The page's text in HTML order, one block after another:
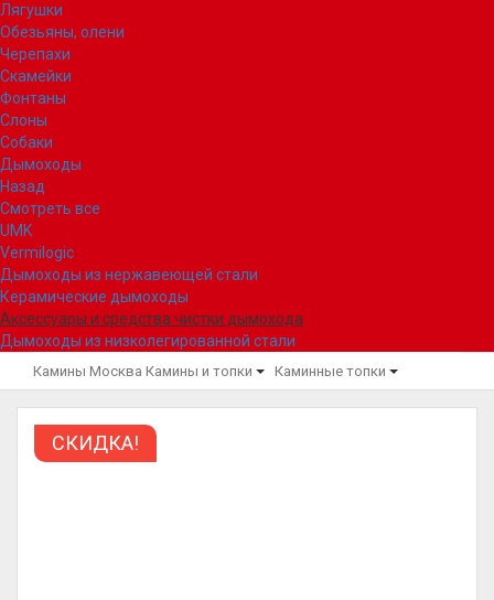
Лягушки
Обезьяны, олени
Черепахи
Скамейки
Фонтаны
Слоны
Собаки
Дымоходы
Назад
Смотреть все
UMK
Vermilogic
Дымоходы из нержавеющей стали
Керамические дымоходы
Аксессуары и средства чистки дымохода
Дымоходы из низколегированной стали
Камины Москва Камины и топки Каминные топки
СКИДКА!